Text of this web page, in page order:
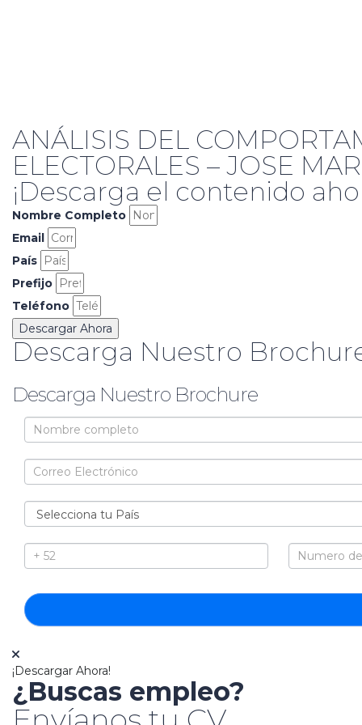
ANÁLISIS DEL
ELECTORALES – JOSE
¡Descarga el contenido
Nombre Completo
Email
País
Prefijo
Teléfono
Descargar Ahora
Descarga Nuestro
Descarga Nuestro Brochure
Brochure
¡Descargar Ahora!
¿Buscas empleo?